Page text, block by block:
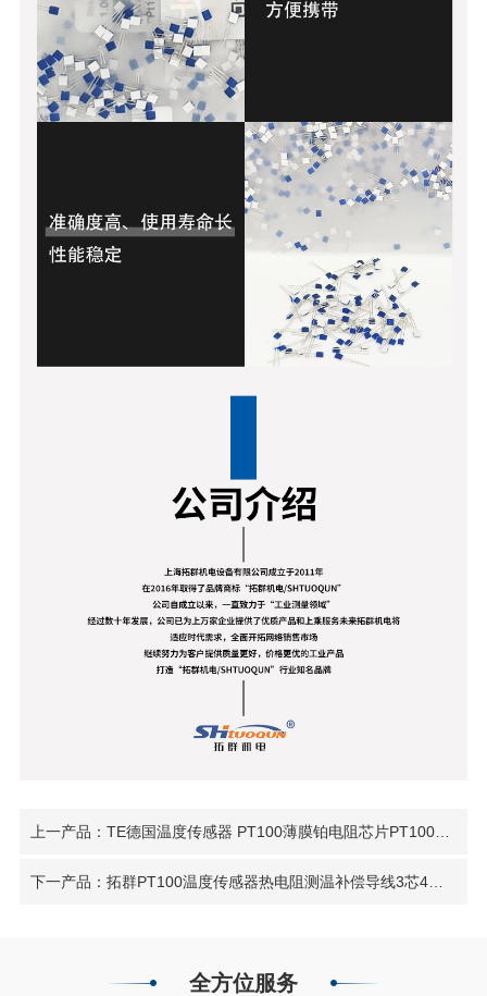
上一产品：TE德国温度传感器 PT100薄膜铂电阻芯片PT1000铂电阻芯片热敏电阻
下一产品：拓群PT100温度传感器热电阻测温补偿导线3芯4芯耐高温柔软硅胶线
全方位服务